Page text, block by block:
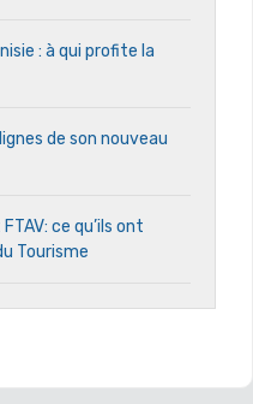
: à qui profite la
de son nouveau
ce qu’ils ont
Tourisme